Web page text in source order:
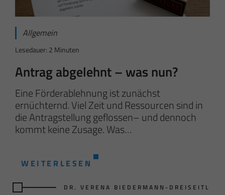
Allgemein
Lesedauer: 2 Minuten
Antrag abgelehnt – was nun?
Eine Förderablehnung ist zunächst
ernüchternd. Viel Zeit und Ressourcen sind in
die Antragstellung geflossen– und dennoch
kommt keine Zusage. Was…
WEITERLESEN
DR. VERENA BIEDERMANN-DREISEITL